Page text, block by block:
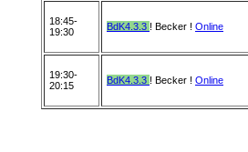
18:45-
19:30
BdK4.3.3 ! Becker ! Online
19:30-
20:15
BdK4.3.3 ! Becker ! Online